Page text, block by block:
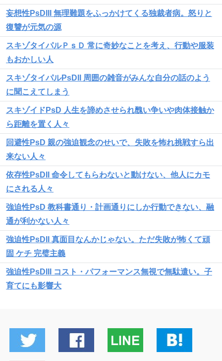
妄想性PsDIII 無理難題をふっかけてくる独裁者病。怒りと
復讐が元気の源
スキゾタイパルＰｓＤ 常に奇妙なことを考え、行動や服装
もおかしい人
スキゾタイパルPsDII 周囲の雑音がみんな自分の話のよう
に聞こえてしまう
スキゾイドPsD 人生を諦めさせられ醜い争いや肉体接触か
ら距離を置く人々
回避性PsD 親の強迫観念のせいで、失敗を怖れ挑戦すら出
来ない人々
依存性PsDII 命令してもらわないと動けない、他人にカモ
にされる人々
強迫性PsD 教科書通り・計画通りにしか行動できない、融
通が利かない人々
強迫性PsDII 真面目なんかじゃない。ただ失敗が怖くて頑
固 ケチ 完璧主義
強迫性PsDIII コスト・パフォーマンス無視で無駄遣い。子
育てにも影響大